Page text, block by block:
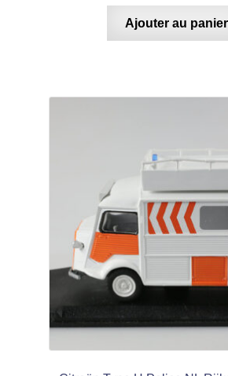
Ajouter au panier